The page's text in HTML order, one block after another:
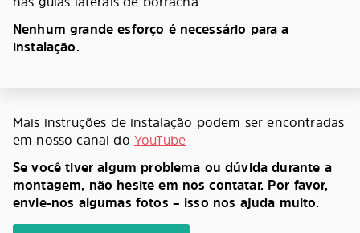
Nenhum grande esforço é necessário para a
instalação.
Mais instruções de instalação podem ser encontradas
em nosso canal do YouTube
Se você tiver algum problema ou dúvida durante a
montagem, não hesite em nos contatar. Por favor,
envie-nos algumas fotos – isso nos ajuda muito.